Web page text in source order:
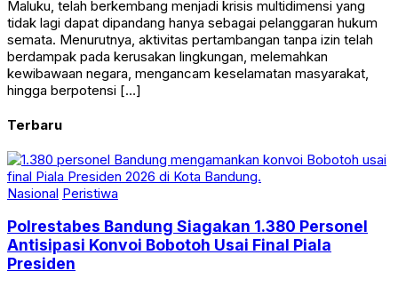
Maluku, telah berkembang menjadi krisis multidimensi yang
tidak lagi dapat dipandang hanya sebagai pelanggaran hukum
semata. Menurutnya, aktivitas pertambangan tanpa izin telah
berdampak pada kerusakan lingkungan, melemahkan
kewibawaan negara, mengancam keselamatan masyarakat,
hingga berpotensi […]
Terbaru
Nasional Peristiwa
Polrestabes Bandung Siagakan 1.380 Personel
Antisipasi Konvoi Bobotoh Usai Final Piala
Presiden